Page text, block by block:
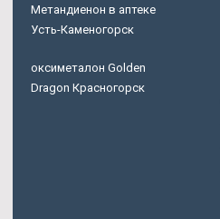
Метандиенон в аптеке
Усть-Каменогорск
оксиметалон Golden
Dragon Красногорск